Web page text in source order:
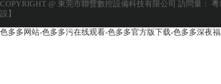
COPYRIGHT @ 東莞市聯豐數控設備科技有限公司 訪問量：
粵
設】
色多多网站-色多多污在线观看-色多多官方版下载-色多多深夜